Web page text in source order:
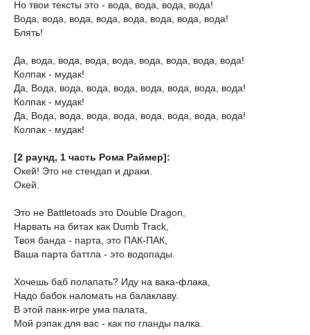
Но твои тексты это - вода, вода, вода, вода!
Вода, вода, вода, вода, вода, вода, вода, вода!
Блять!
Да, вода, вода, вода, вода, вода, вода, вода, вода!
Колпак - мудак!
Да, Вода, вода, вода, вода, вода, вода, вода, вода!
Колпак - мудак!
Да, Вода, вода, вода, вода, вода, вода, вода, вода!
Колпак - мудак!
[2 раунд, 1 часть Рома Раймер]:
Окей! Это не стендап и драки.
Окей.
Это не Battletoads это Double Dragon,
Нарвать на битах как Dumb Track,
Твоя банда - парта, это ПАК-ПАК,
Ваша парта баттла - это водопады.
Хочешь баб полапать? Иду на вака-флака,
Надо бабок наломать на балаклаву.
В этой панк-игре ума палата,
Мой рэпак для вас - как по гланды палка.